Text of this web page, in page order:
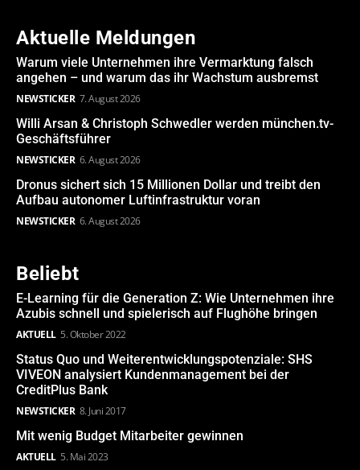
Aktuelle Meldungen
Warum viele Unternehmen ihre Vermarktung falsch
angehen – und warum das ihr Wachstum ausbremst
NEWSTICKER 7. August 2026
Willi Arsan & Christoph Schwedler werden münchen.tv-
Geschäftsführer
NEWSTICKER 6. August 2026
Dronus sichert sich 15 Millionen Dollar und treibt den
Aufbau autonomer Luftinfrastruktur voran
NEWSTICKER 6. August 2026
Beliebt
E-Learning für die Generation Z: Wie Unternehmen ihre
Azubis schnell und spielerisch auf Flughöhe bringen
AKTUELL 5. Oktober 2022
Status Quo und Weiterentwicklungspotenziale: SHS
VIVEON analysiert Kundenmanagement bei der
CreditPlus Bank
NEWSTICKER 8. Juni 2017
Mit wenig Budget Mitarbeiter gewinnen
AKTUELL 5. Mai 2023